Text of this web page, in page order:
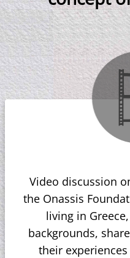
Video discussion
the Onassis
living in
backgrounds,
their